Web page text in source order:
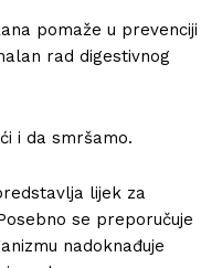
pomaže u prevenciji
rad digestivnog
i da smršamo.
lijek za
se preporučuje
nadoknađuje